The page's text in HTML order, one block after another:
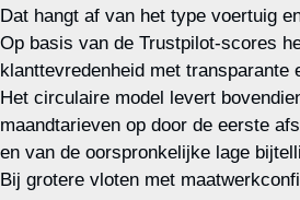
Dat hangt af van het type voertuig
Op basis van de Trustpilot‑scores
klanttevredenheid met transparante
Het circulaire model levert
maandtarieven op door de eerste
en van de oorspronkelijke lage
Bij grotere vloten met